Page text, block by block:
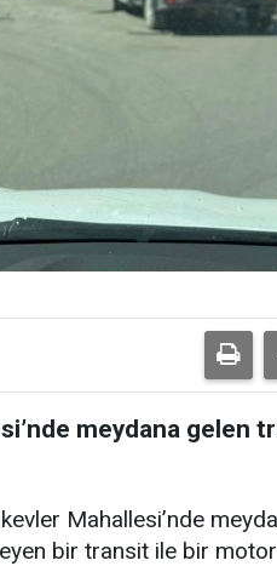
meydana gelen
Mahallesi’nde
bir transit ile bir motor